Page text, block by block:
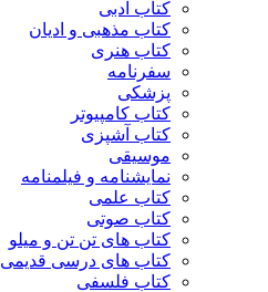
کتاب ادبی
کتاب مذهبی و ادیان
کتاب هنری
سفرنامه
پزشکی
کتاب کامپیوتر
کتاب آشپزی
موسیقی
نمایشنامه و فیلمنامه
کتاب علمی
کتاب صوتی
کتاب های تن تن و میلو
کتاب های درسی قدیمی
کتاب فلسفی